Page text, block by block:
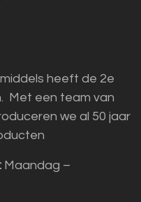
heeft de 2e
Met een team van
we al 50 jaar
Maandag –